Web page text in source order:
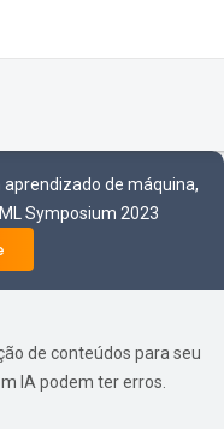
de máquina,
Symposium 2023
de conteúdos para seu
IA podem ter erros.